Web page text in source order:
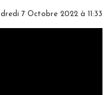
7 Octobre 2022 à 11:33